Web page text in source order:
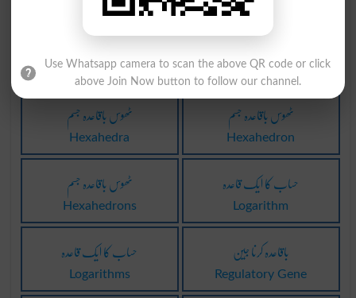
بے قاعدہ کہکشاں روانگی سے قاعدہ
Norm
ٹھوس باقاعدہ جسم
Hexahedra
ٹھوس باقاعدہ جسم
Hexahedron
ٹھوس باقاعدہ جسم
Hexahedrons
حساب کا ایک قاعدہ
Logarithm
حساب کا ایک قاعدہ
Logarithms
باقاعدہ کرنا جِین
Regulatory Gene
Use Whatsapp camera to scan the above QR code or click
above Join Now button to follow our channel.